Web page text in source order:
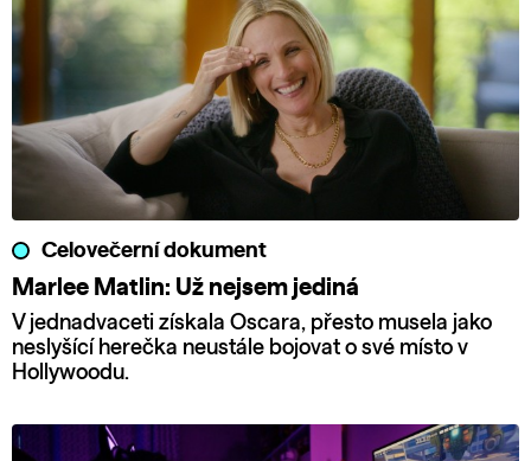
Celovečerní dokument
Marlee Matlin: Už nejsem jediná
V jednadvaceti získala Oscara, přesto musela jako
neslyšící herečka neustále bojovat o své místo v
Hollywoodu.